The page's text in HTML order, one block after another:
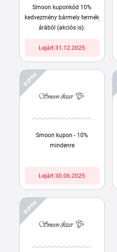
Smoon kuponkód 10%
kedvezmény bármely termék
árából (akciós is).
Lejárt 31.12.2025
KUPON
Smoon kupon - 10%
mindenre
Lejárt 30.06.2025
KUPON